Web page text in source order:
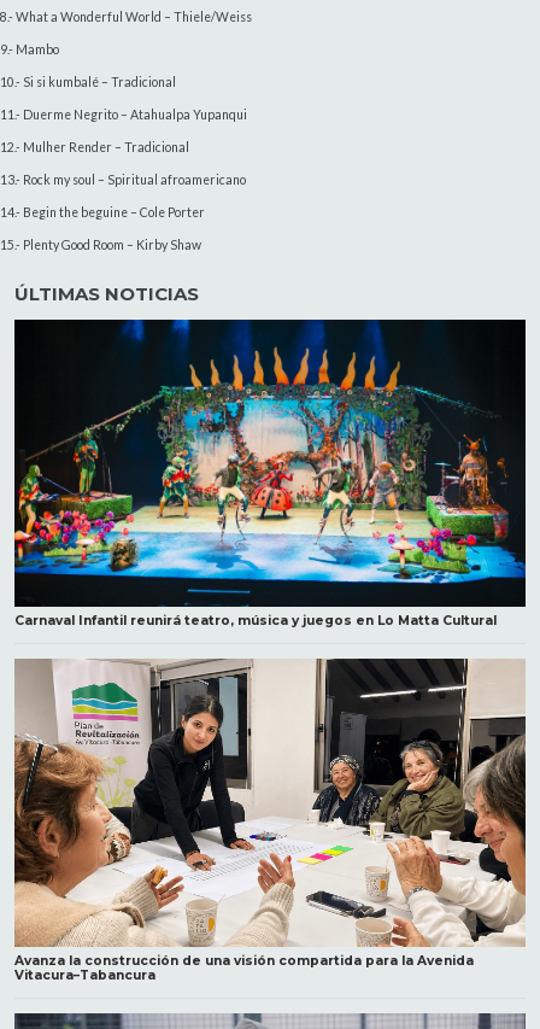
8.- What a Wonderful World – Thiele/Weiss
9.- Mambo
10.- Si si kumbalé – Tradicional
11.- Duerme Negrito – Atahualpa Yupanqui
12.- Mulher Render – Tradicional
13.- Rock my soul – Spiritual afroamericano
14.- Begin the beguine – Cole Porter
15.- Plenty Good Room – Kirby Shaw
ÚLTIMAS NOTICIAS
Carnaval Infantil reunirá teatro, música y juegos en Lo Matta Cultural
Avanza la construcción de una visión compartida para la Avenida
Vitacura–Tabancura